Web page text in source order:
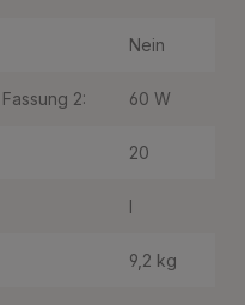
Nein
2: 60 W
20
I
9,2 kg